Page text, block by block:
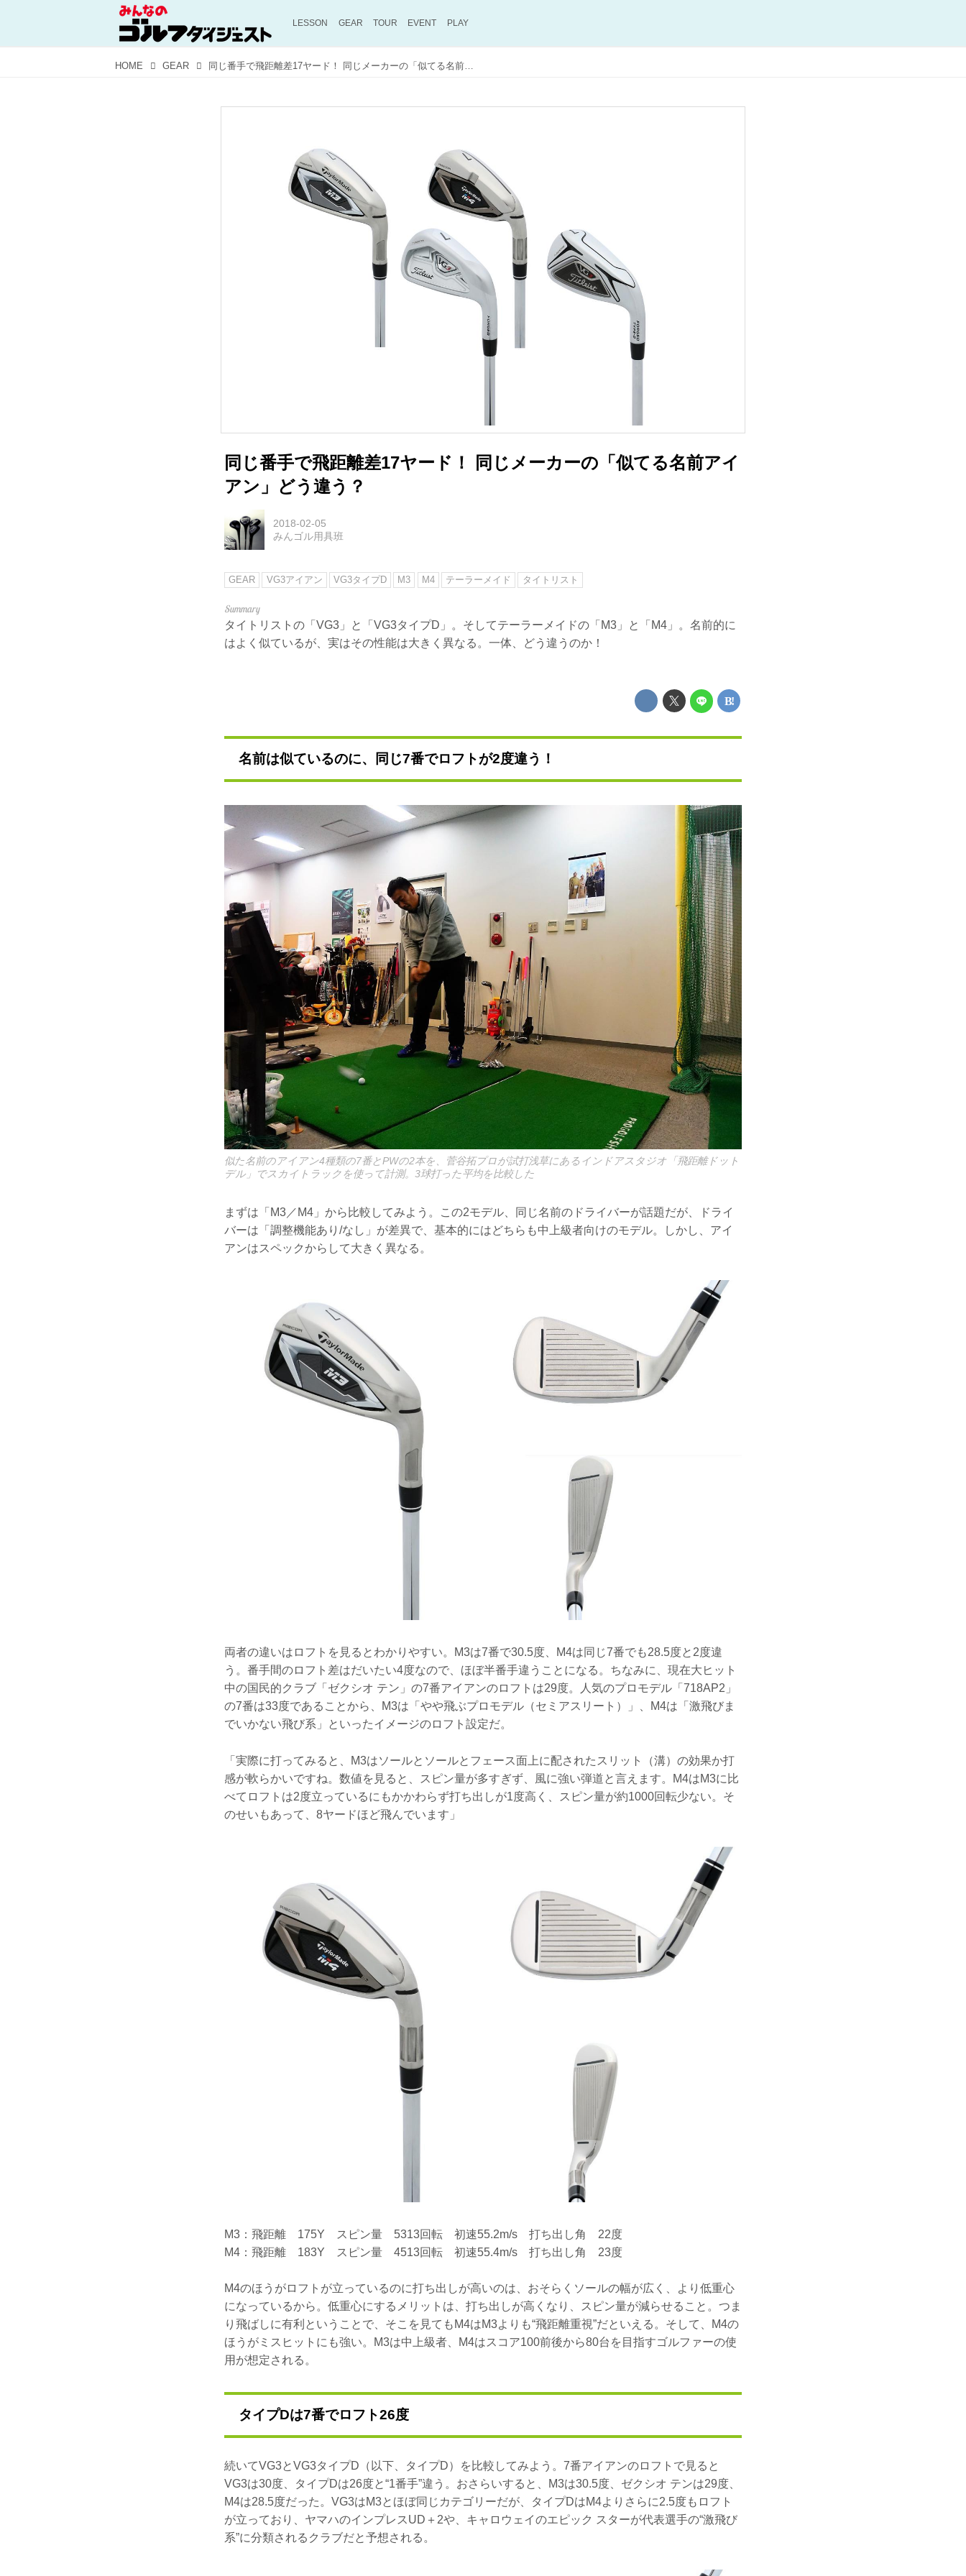
LESSON GEAR TOUR EVENT PLAY
HOME GEAR 同じ番手で飛距離差17ヤード！ 同じメーカーの「似てる名前アイアン」どう違う？
同じ番手で飛距離差17ヤード！ 同じメーカーの「似てる名前アイ
アン」どう違う？
2018-02-05
みんゴル用具班
GEAR VG3アイアン VG3タイプD M3 M4 テーラーメイド タイトリスト
タイトリストの「VG3」と「VG3タイプD」。そしてテーラーメイドの「M3」と「M4」。名前的に
はよく似ているが、実はその性能は大きく異なる。一体、どう違うのか！
名前は似ているのに、同じ7番でロフトが2度違う！
似た名前のアイアン4種類の7番とPWの2本を、菅谷拓プロが試打浅草にあるインドアスタジオ「飛距離ドット
デル」でスカイトラックを使って計測。3球打った平均を比較した
まずは「M3／M4」から比較してみよう。この2モデル、同じ名前のドライバーが話題だが、ドライ
バーは「調整機能あり/なし」が差異で、基本的にはどちらも中上級者向けのモデル。しかし、アイ
アンはスペックからして大きく異なる。
両者の違いはロフトを見るとわかりやすい。M3は7番で30.5度、M4は同じ7番でも28.5度と2度違
う。番手間のロフト差はだいたい4度なので、ほぼ半番手違うことになる。ちなみに、現在大ヒット
中の国民的クラブ「ゼクシオ テン」の7番アイアンのロフトは29度。人気のプロモデル「718AP2」
の7番は33度であることから、M3は「やや飛ぶプロモデル（セミアスリート）」、M4は「激飛びま
でいかない飛び系」といったイメージのロフト設定だ。
「実際に打ってみると、M3はソールとソールとフェース面上に配されたスリット（溝）の効果か打
感が軟らかいですね。数値を見ると、スピン量が多すぎず、風に強い弾道と言えます。M4はM3に比
べてロフトは2度立っているにもかかわらず打ち出しが1度高く、スピン量が約1000回転少ない。そ
のせいもあって、8ヤードほど飛んでいます」
M3：飛距離 175Y スピン量 5313回転 初速55.2m/s 打ち出し角 22度
M4：飛距離 183Y スピン量 4513回転 初速55.4m/s 打ち出し角 23度
M4のほうがロフトが立っているのに打ち出しが高いのは、おそらくソールの幅が広く、より低重心
になっているから。低重心にするメリットは、打ち出しが高くなり、スピン量が減らせること。つま
り飛ばしに有利ということで、そこを見てもM4はM3よりも“飛距離重視”だといえる。そして、M4の
ほうがミスヒットにも強い。M3は中上級者、M4はスコア100前後から80台を目指すゴルファーの使
用が想定される。
タイプDは7番でロフト26度
続いてVG3とVG3タイプD（以下、タイプD）を比較してみよう。7番アイアンのロフトで見ると
VG3は30度、タイプDは26度と“1番手”違う。おさらいすると、M3は30.5度、ゼクシオ テンは29度、
M4は28.5度だった。VG3はM3とほぼ同じカテゴリーだが、タイプDはM4よりさらに2.5度もロフト
が立っており、ヤマハのインプレスUD＋2や、キャロウェイのエピック スターが代表選手の“激飛び
系”に分類されるクラブだと予想される。